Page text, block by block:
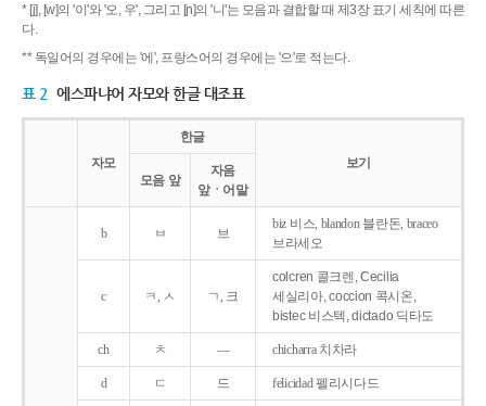
* [j], [w]의 '이'와 '오, 우', 그리고 [ɲ]의 '니'는 모음과 결합할 때 제3장 표기 세칙에 따른
다.
** 독일어의 경우에는 '에', 프랑스어의 경우에는 '으'로 적는다.
표 2 에스파냐어 자모와 한글 대조표
자모
한글
보기
모음 앞
자음
앞ㆍ어말
b ㅂ 브
biz 비스, blandon 블란돈, braceo
브라세오
c ㅋ, ㅅ ㄱ, 크
colcren 콜크렌, Cecilia
세실리아, coccion 콕시온,
bistec 비스텍, dictado 딕타도
ch ㅊ ― chicharra 치차라
d ㄷ 드 felicidad 펠리시다드